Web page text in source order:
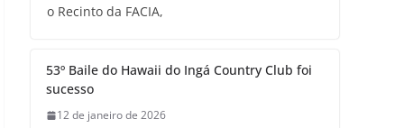
o Recinto da FACIA,
53º Baile do Hawaii do Ingá Country Club foi
sucesso
12 de janeiro de 2026